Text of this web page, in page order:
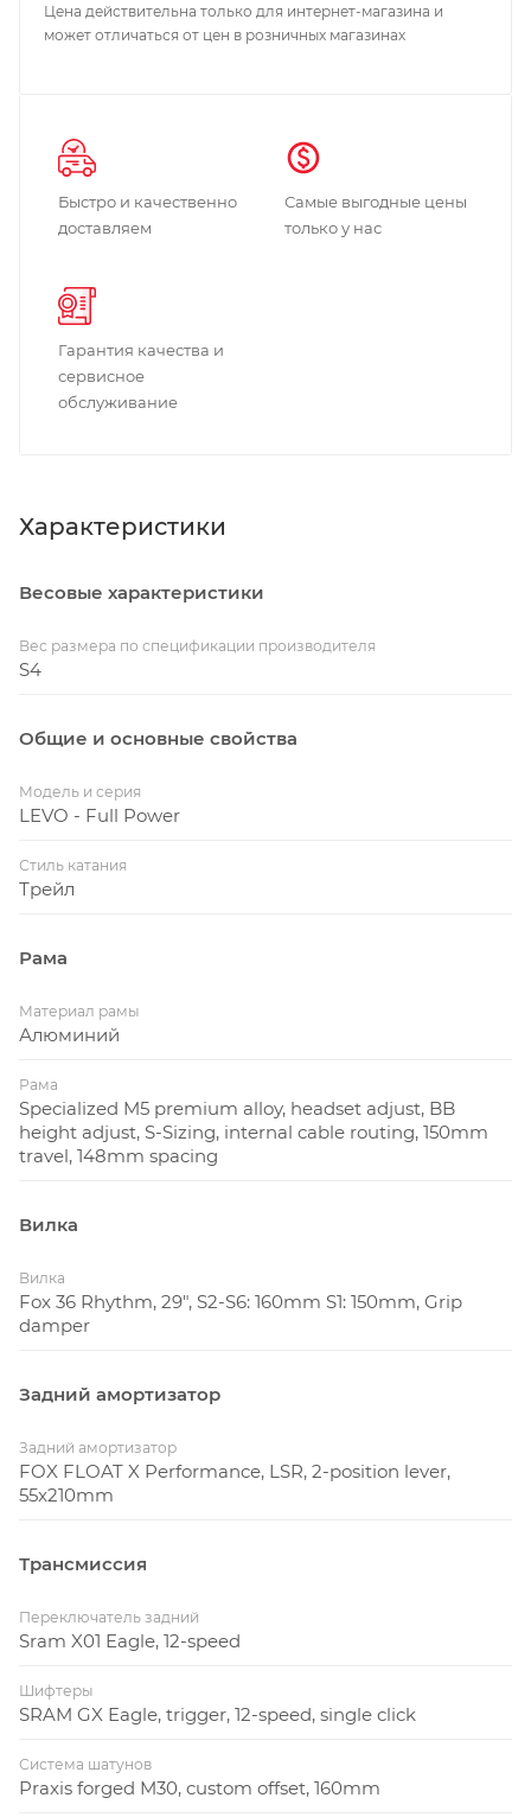
Цена действительна только для интернет-магазина и
может отличаться от цен в розничных магазинах
Быстро и качественно
доставляем
Самые выгодные цены
только у нас
Гарантия качества и
сервисное
обслуживание
Характеристики
Весовые характеристики
Вес размера по спецификации производителя
S4
Общие и основные свойства
Модель и серия
LEVO - Full Power
Стиль катания
Трейл
Рама
Материал рамы
Алюминий
Рама
Specialized M5 premium alloy, headset adjust, BB
height adjust, S-Sizing, internal cable routing, 150mm
travel, 148mm spacing
Вилка
Вилка
Fox 36 Rhythm, 29", S2-S6: 160mm S1: 150mm, Grip
damper
Задний амортизатор
Задний амортизатор
FOX FLOAT X Performance, LSR, 2-position lever,
55x210mm
Трансмиссия
Переключатель задний
Sram X01 Eagle, 12-speed
Шифтеры
SRAM GX Eagle, trigger, 12-speed, single click
Система шатунов
Praxis forged M30, custom offset, 160mm